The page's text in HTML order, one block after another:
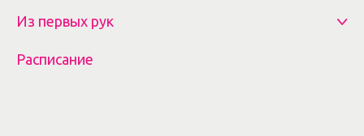
Из первых рук
Расписание